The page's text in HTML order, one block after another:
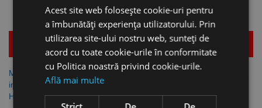
Mai multe detalii
Mansoane termoretractile 2:1
in cutie, CU AUTOSTINGERE,
Hilpress
Mai multe detalii
Acest site web folosește cookie-uri pentru
a îmbunătăți experiența utilizatorului. Prin
utilizarea site-ului nostru web, sunteți de
acord cu toate cookie-urile în conformitate
cu Politica noastră privind cookie-urile.
Află mai multe